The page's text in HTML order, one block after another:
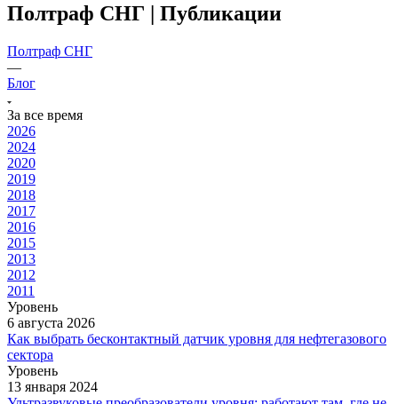
Полтраф СНГ | Публикации
Полтраф СНГ
—
Блог
За все время
2026
2024
2020
2019
2018
2017
2016
2015
2013
2012
2011
Уровень
6 августа 2026
Как выбрать бесконтактный датчик уровня для нефтегазового
сектора
Уровень
13 января 2024